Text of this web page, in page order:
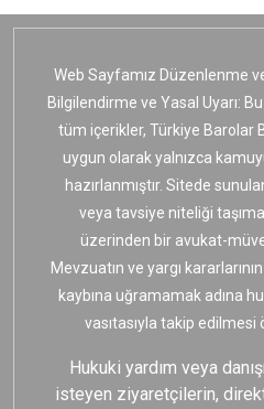
Web Sayfamız Düzenlenme
Bilgilendirme ve Yasal Uyarı:
tüm içerikler, Türkiye Barolar
uygun olarak yalnızca
hazırlanmıştır. Sitede
veya tavsiye niteliği
üzerinden bir avukat-
Mevzuatın ve yargı
kaybına uğramamak adına
vasıtasıyla takip
Hukuki yardım veya
isteyen ziyaretçilerin,